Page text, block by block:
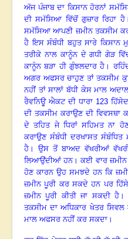
ਅੱਜ ਪੰਜਾਬ ਦਾ ਕਿਸਾਨ ਹੋਰਨਾਂ
ਦੀ ਸਮੱਸਿਆ ਵਿੱਚੋਂ ਗੁਜ਼ਾਰ ਰਿਹਾ ਹੈ
ਸਮੱਸਿਆ ਆਪਣੀ ਜ਼ਮੀਨ ਤਕਸੀਮ
ਹੈ ਇਸ ਸੰਬੰਧੀ ਬਹੁਤ ਸਾਰੇ ਕਿਸਾਨ
ਤਰੀਕੇ ਨਾਲ ਕਾਨੂੰਨ ਦੇ ਗਧੀ ਗੇੜ
ਕਾਨੂੰਨ ਬੜਾ ਹੀ ਗੁੰਝਲਦਾਰ ਹੈ ।
ਅਗਰ ਅਫਸਰ ਚਾਹੁਣ ਤਾਂ ਤਕਸੀਮ
ਨਹੀਂ ਤਾਂ ਸਾਲਾਂ ਬੱਧੀ ਕੇਸ ਮਾਲ
ਰੈਵਨਿਊ ਐਕਟ ਦੀ ਧਾਰਾ 123
ਦੀ ਤਕਸੀਮ ਕਰਾਉਣ ਦੀ
ਦੇ ਤਹਿਤ ਜੇ ਧਿਰਾਂ ਸਹਿਮਤ ਨਾ
ਕਰਾਉਣ ਸੰਬੰਧੀ ਦਰਖਾਸਤ ਸੰਬੰਧਿਤ
ਹੈ । ਉਸ ਤੋਂ ਬਾਅਦ ਵੱਖਰੀਆਂ
ਲਿਆਉਂਦੀਆਂ ਹਨ।ਕਈ ਵਾਰ ਜ਼ਮੀਨ
ਹੋਣ ਕਾਰਨ ਉਹ ਸਮਝਦੇ ਹਨ ਕਿ
ਜ਼ਮੀਨ ਪੂਰੀ ਕਰ ਸਕਦੇ ਹਨ ਪਰ
ਜ਼ਮੀਨ ਪੂਰੀ ਕੀਤੀ ਜਾ ਸਕਦੀ ਹੈ
ਤਕਸੀਮ ਦਾ ਅਧਿਕਾਰ ਖੇਤਰ
ਮਾਲ ਅਫਸਰ ਨਹੀਂ ਕਰ ਸਕਦਾ ।